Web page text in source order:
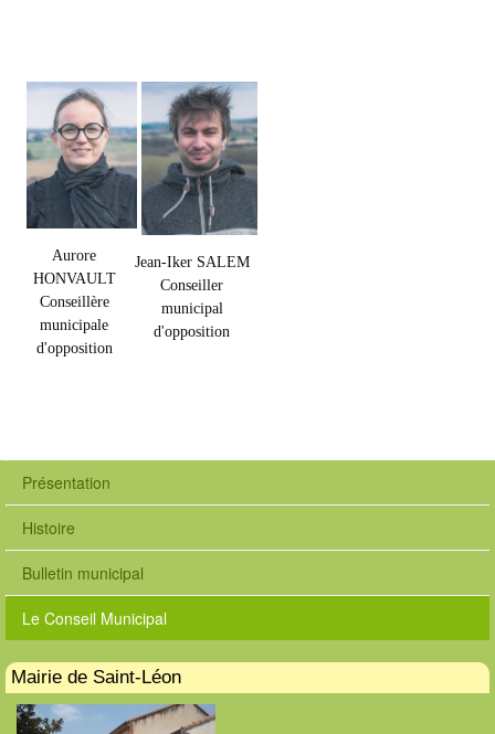
Aurore
HONVAULT
Conseillère
municipale
d'opposition
Jean-Iker SALEM
Conseiller
municipal
d'opposition
Présentation
Histoire
Bulletin municipal
Le Conseil Municipal
Mairie de Saint-Léon